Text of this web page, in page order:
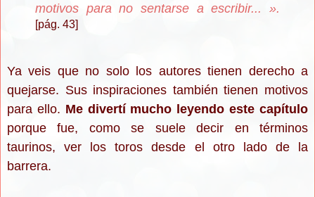
motivos para no sentarse a escribir... ».
[pág. 43]
Ya veis que no solo los autores tienen derecho a
quejarse. Sus inspiraciones también tienen motivos
para ello. Me divertí mucho leyendo este capítulo
porque fue, como se suele decir en términos
taurinos, ver los toros desde el otro lado de la
barrera.